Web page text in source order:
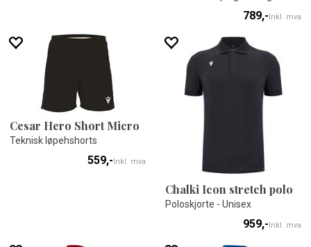
789,-Inkl. mva
Cesar Hero Short Micro
Teknisk løpehshorts
559,-Inkl. mva
Chalki Icon stretch polo
Poloskjorte - Unisex
959,-Inkl. mva